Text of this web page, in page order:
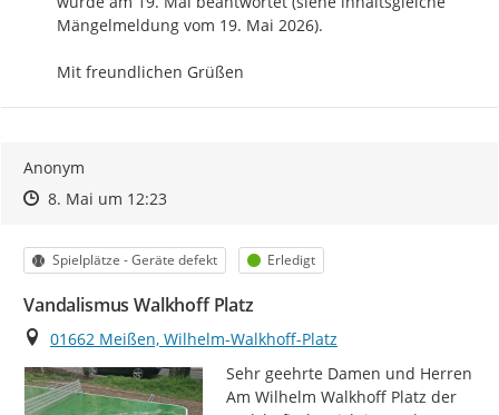
Mängelmeldung vom 19. Mai 2026).
Mit freundlichen Grüßen
Anonym
Zeitpunkt des Erstellens
Zeitpunkt des Erstellens
8. Mai um 12:23Zur Äußerung
Kategorie
Spielplätze - Geräte defekt Status
Erledigt
Vandalismus Walkhoff Platz
Ort
01662 Meißen, Wilhelm-Walkhoff-Platz
Sehr geehrte Damen und Herren
Am Wilhelm Walkhoff Platz der